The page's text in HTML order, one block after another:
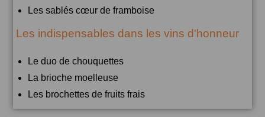
Les sablés cœur de framboise
Les indispensables dans les vins d'honneur
Le duo de chouquettes
La brioche moelleuse
Les brochettes de fruits frais